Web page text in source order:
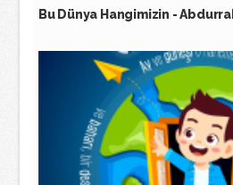
Bu Dünya Hangimizin -